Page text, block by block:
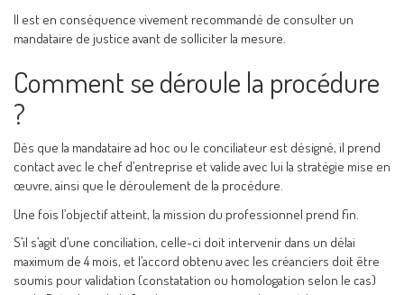
Il est en conséquence vivement recommandé de consulter un
mandataire de justice avant de solliciter la mesure.
Comment se déroule la procédure
?
Dès que la mandataire ad hoc ou le conciliateur est désigné, il prend
contact avec le chef d’entreprise et valide avec lui la stratégie mise en
œuvre, ainsi que le déroulement de la procédure.
Une fois l’objectif atteint, la mission du professionnel prend fin.
S’il s’agit d’une conciliation, celle-ci doit intervenir dans un délai
maximum de 4 mois, et l’accord obtenu avec les créanciers doit être
soumis pour validation (constatation ou homologation selon le cas)